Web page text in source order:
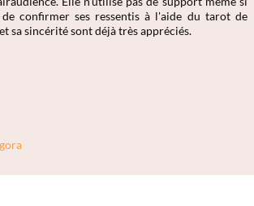
confirmer ses ressentis à l'aide du tarot de
sa sincérité sont déjà très appréciés.